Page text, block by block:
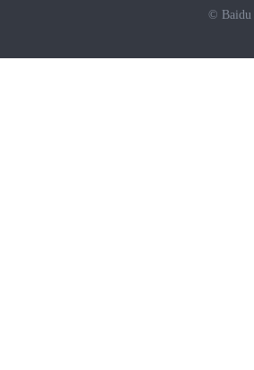
© Baidu